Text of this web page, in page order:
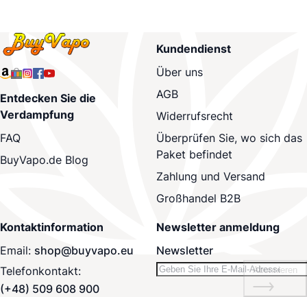
Entdecken Sie die
Verdampfung
FAQ
BuyVapo.de Blog
Kundendienst
Über uns
AGB
Widerrufsrecht
Überprüfen Sie, wo sich das
Paket befindet
Zahlung und Versand
Großhandel B2B
Kontaktinformation
Email: shop@buyvapo.eu
Telefonkontakt:
(+48) 509 608 900
Newsletter anmeldung
Newsletter
Abonnieren